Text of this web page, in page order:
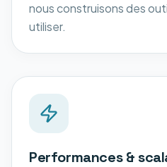
nous construisons des
utiliser.
Performances &